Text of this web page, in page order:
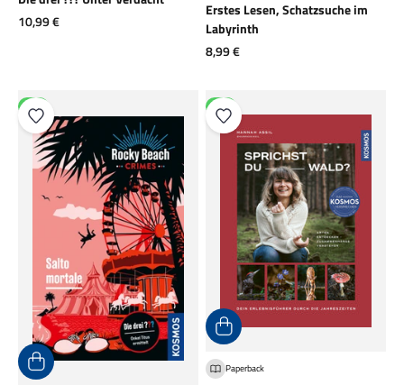
Angebot
10,99 €
Erstes Lesen, Schatzsuche im
Labyrinth
Angebot
8,99 €
NEU NEU
Paperback